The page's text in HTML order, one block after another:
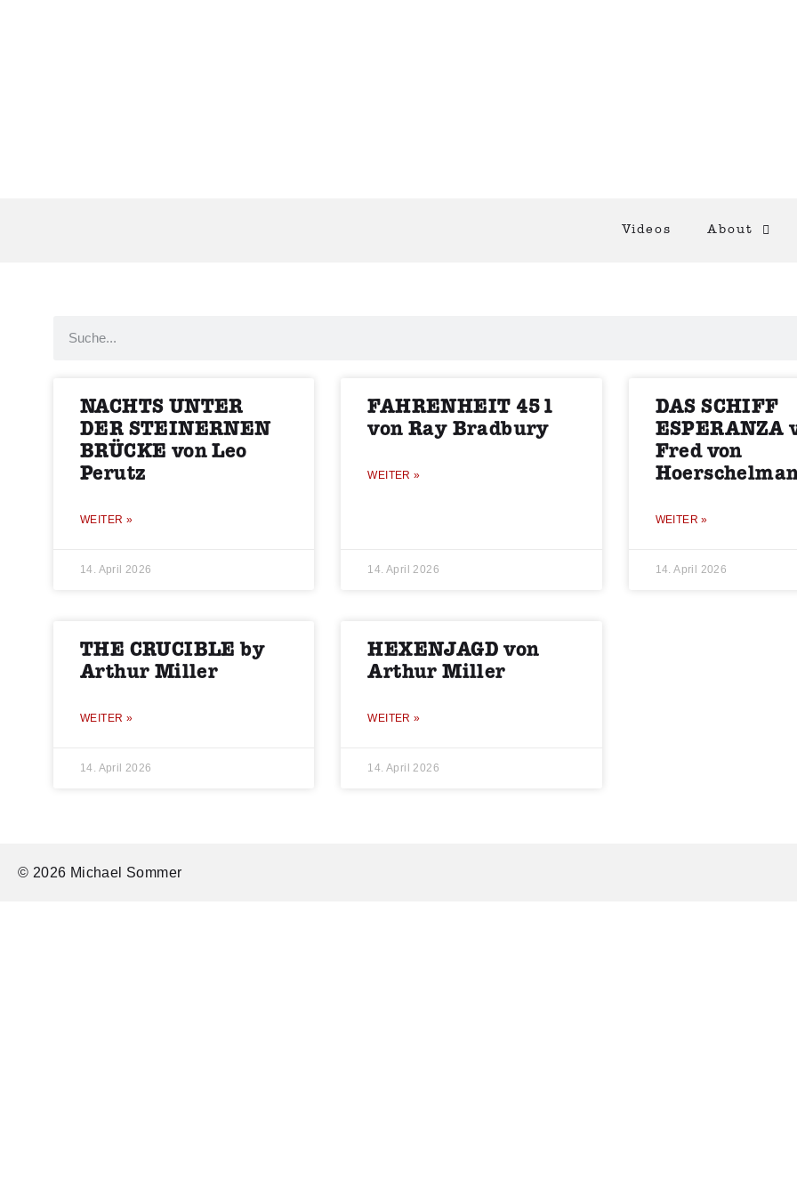
Videos About
NACHTS UNTER
DER STEINERNEN
BRÜCKE von Leo
Perutz
WEITER »
14. April 2026
FAHRENHEIT 451
von Ray Bradbury
WEITER »
14. April 2026
DAS SCHIFF
ESPERANZA
Fred von
WEITER »
14. April 2026
THE CRUCIBLE by
Arthur Miller
WEITER »
14. April 2026
HEXENJAGD von
Arthur Miller
WEITER »
14. April 2026
© 2026 Michael Sommer